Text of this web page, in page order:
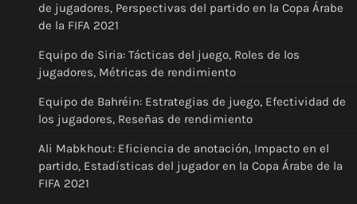
de jugadores, Perspectivas del partido en la Copa Árabe
de la FIFA 2021
Equipo de Siria: Tácticas del juego, Roles de los
jugadores, Métricas de rendimiento
Equipo de Bahréin: Estrategias de juego, Efectividad de
los jugadores, Reseñas de rendimiento
Ali Mabkhout: Eficiencia de anotación, Impacto en el
partido, Estadísticas del jugador en la Copa Árabe de la
FIFA 2021